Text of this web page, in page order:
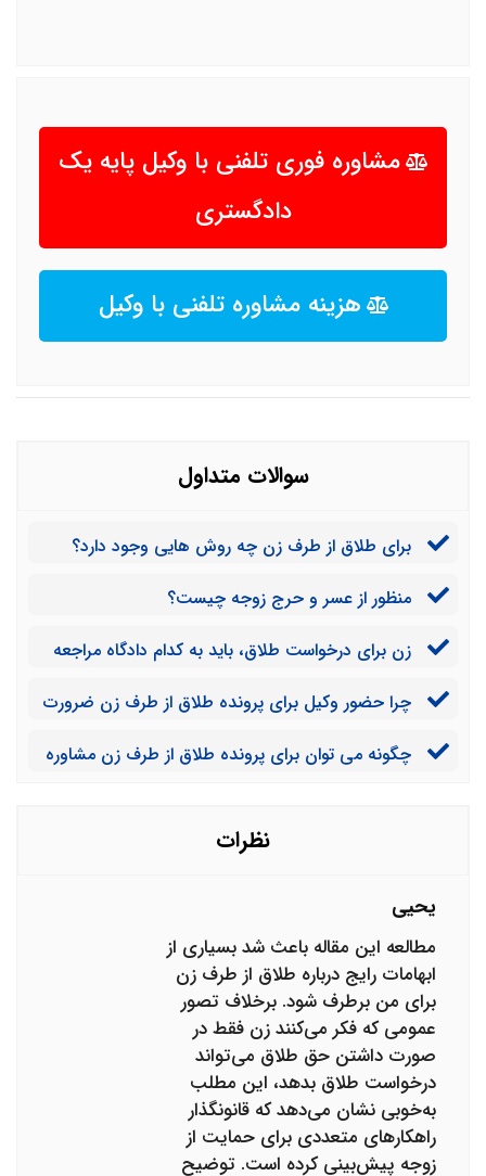
مشاوره فوری تلفنی با وکیل پایه یک
دادگستری
هزینه مشاوره تلفنی با وکیل
سوالات متداول
برای طلاق از طرف زن چه روش هایی وجود دارد؟
منظور از عسر و حرج زوجه چیست؟
زن برای درخواست طلاق، باید به کدام دادگاه مراجعه
چرا حضور وکیل برای پرونده طلاق از طرف زن ضرورت
چگونه می توان برای پرونده طلاق از طرف زن مشاوره
نظرات
یحیی
مطالعه این مقاله باعث شد بسیاری از
ابهامات رایج درباره طلاق از طرف زن
برای من برطرف شود. برخلاف تصور
عمومی که فکر می‌کنند زن فقط در
صورت داشتن حق طلاق می‌تواند
درخواست طلاق بدهد، این مطلب
به‌خوبی نشان می‌دهد که قانونگذار
راهکارهای متعددی برای حمایت از
زوجه پیش‌بینی کرده است. توضیح